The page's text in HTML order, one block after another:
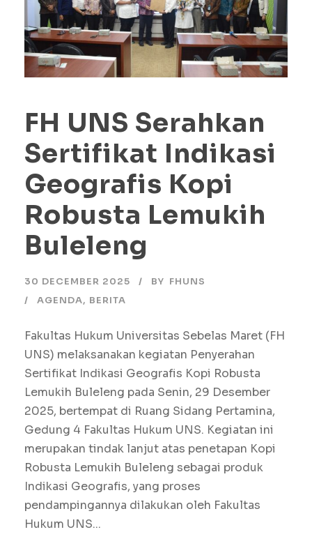
FH UNS Serahkan
Sertifikat Indikasi
Geografis Kopi
Robusta Lemukih
Buleleng
30 DECEMBER 2025 BY FHUNS
AGENDA, BERITA
Fakultas Hukum Universitas Sebelas Maret (FH
UNS) melaksanakan kegiatan Penyerahan
Sertifikat Indikasi Geografis Kopi Robusta
Lemukih Buleleng pada Senin, 29 Desember
2025, bertempat di Ruang Sidang Pertamina,
Gedung 4 Fakultas Hukum UNS. Kegiatan ini
merupakan tindak lanjut atas penetapan Kopi
Robusta Lemukih Buleleng sebagai produk
Indikasi Geografis, yang proses
pendampingannya dilakukan oleh Fakultas
Hukum UNS...